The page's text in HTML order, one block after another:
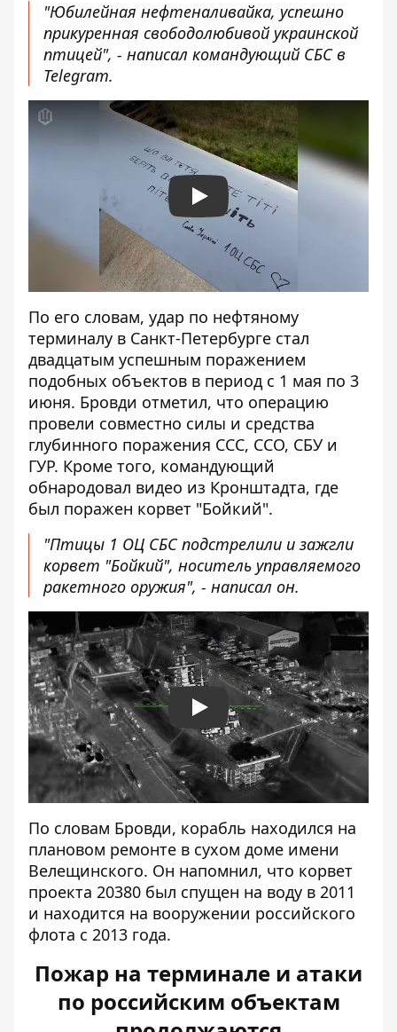
"Юбилейная нефтеналивайка, успешно
прикуренная свободолюбивой украинской
птицей", - написал командующий СБС в
Telegram.
Play
По его словам, удар по нефтяному
терминалу в Санкт-Петербурге стал
двадцатым успешным поражением
подобных объектов в период с 1 мая по 3
июня. Бровди отметил, что операцию
провели совместно силы и средства
глубинного поражения ССС, ССО, СБУ и
ГУР. Кроме того, командующий
обнародовал видео из Кронштадта, где
был поражен корвет "Бойкий".
"Птицы 1 ОЦ СБС подстрелили и зажгли
корвет "Бойкий", носитель управляемого
ракетного оружия", - написал он.
Play
По словам Бровди, корабль находился на
плановом ремонте в сухом доме имени
Велещинского. Он напомнил, что корвет
проекта 20380 был спущен на воду в 2011
и находится на вооружении российского
флота с 2013 года.
Пожар на терминале и атаки
по российским объектам